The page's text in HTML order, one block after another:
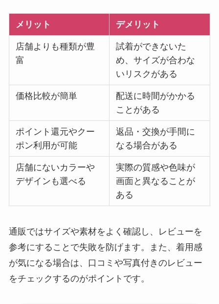
メリット デメリット
店舗よりも種類が豊
富
試着ができないた
め、サイズが合わな
いリスクがある
価格比較が簡単
配送に時間がかかる
ことがある
ポイント還元やクー
ポン利用が可能
返品・交換が手間に
なる場合がある
店舗にないカラーや
デザインも選べる
実際の質感や色味が
画面と異なることが
ある
通販ではサイズや素材をよく確認し、レビューを
参考にすることで失敗を防げます。また、着用感
が気になる場合は、口コミや写真付きのレビュー
をチェックするのがポイントです。